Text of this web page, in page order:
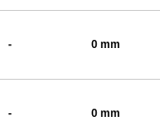
- 0 mm
- 0 mm